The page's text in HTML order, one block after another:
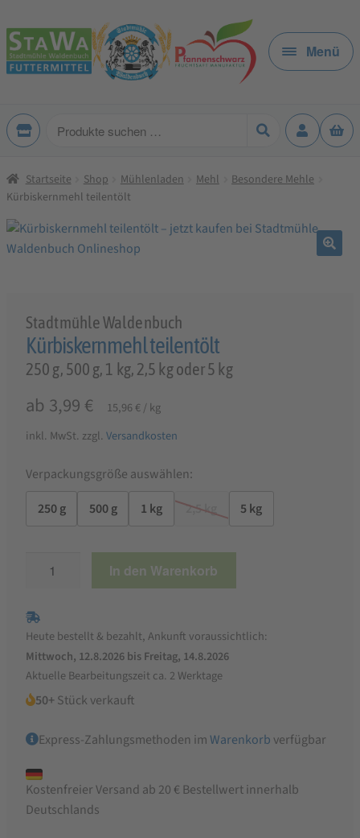
Zur
Navigation
springen
Zum
Inhalt
springen
Menü
Produkte
Startseite Shop Mühlenladen Mehl
Besondere Mehle
Kürbiskernmehl teilentölt
Stadtmühle Waldenbuch
Kürbiskernmehl teilentölt
250 g, 500 g, 1 kg, 2,5 kg oder 5 kg
ab 3,99 € 15,96 €/kg
inkl. MwSt. zzgl. Versandkosten
Verpackungsgröße auswählen:
250 g
500 g 1 kg 2,5 kg 5 kg
Kürbiskernmehl
teilentölt
In den Warenkorb
Heute bestellt & bezahlt, Ankunft voraussichtlich:
Mittwoch, 12.8.2026 bis Freitag, 14.8.2026
Aktuelle Bearbeitungszeit ca. 2 Werktage
50+Stück verkauft
Express-Zahlungsmethoden imWarenkorb verfügbar
Kostenfreier Versand ab 20 € Bestellwert innerhalb
Deutschlands